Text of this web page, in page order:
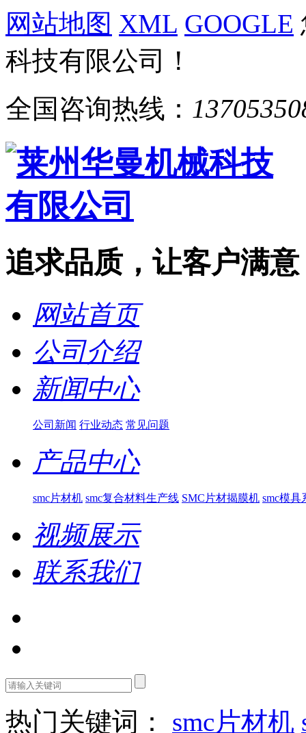
网站地图 XML GOOGLE
科技有限公司！
全国咨询热线：
追求品质，让客户满意
网站首页
公司介绍
新闻中心
公司新闻 行业动态 常见问题
产品中心
smc片材机 smc复合材料生产线 SMC片材揭膜机 smc模具
视频展示
联系我们
热门关键词： smc片材机